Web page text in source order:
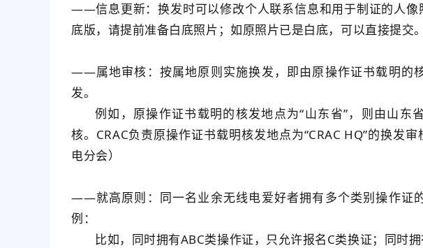
——信息更新：换发时可以修改个人联系信息和用于制证的人像
底版，请提前准备白底照片；如原照片已是白底，可以直接提交。
——属地审核：按属地原则实施换发，即由原操作证书载明的
发。
例如，原操作证书载明的核发地点为“山东省”，则由山东
核。CRAC负责原操作证书载明核发地点为“CRAC HQ”的换发
电分会）
——就高原则：同一名业余无线电爱好者拥有多个类别操作证
例：
比如，同时拥有ABC类操作证，只允许报名C类换证；同时